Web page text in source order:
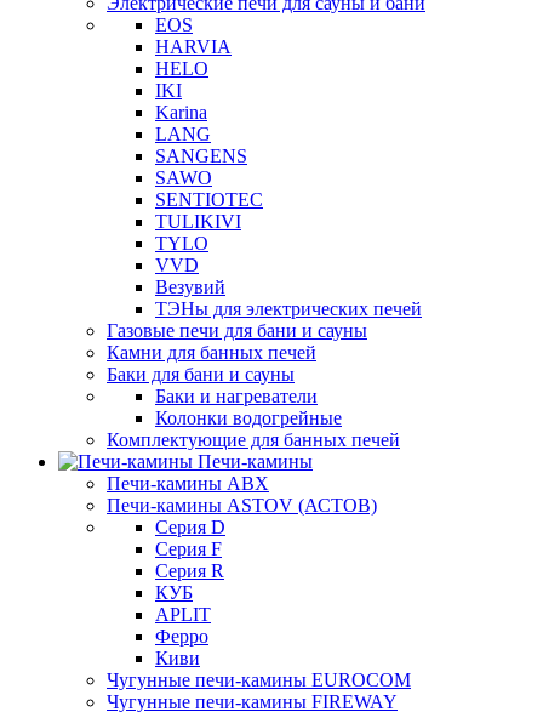
EOS
HARVIA
HELO
IKI
Karina
LANG
SANGENS
SAWO
SENTIOTEC
TULIKIVI
TYLO
VVD
Везувий
ТЭНы для электрических печей
Газовые печи для бани и сауны
Камни для банных печей
Баки для бани и сауны
Баки и нагреватели
Колонки водогрейные
Комплектующие для банных печей
Печи-камины
Печи-камины ABX
Печи-камины ASTOV (АСТОВ)
Серия D
Серия F
Серия R
КУБ
APLIT
Ферро
Киви
Чугунные печи-камины EUROCOM
Чугунные печи-камины FIREWAY